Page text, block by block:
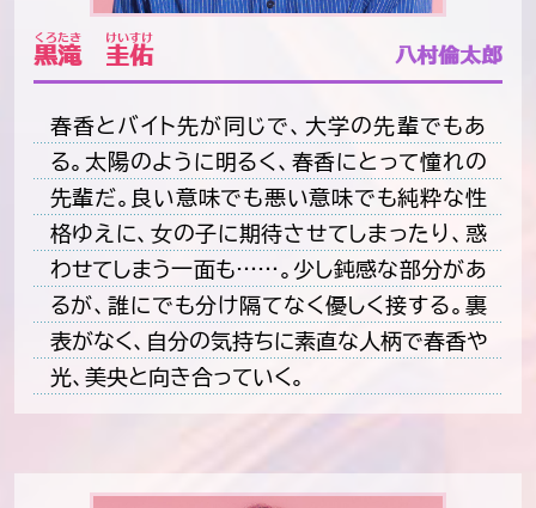
黒滝
くろたき
圭佑
けいすけ
八村倫太郎
春香とバイト先が同じで、大学の先輩でもあ
る。太陽のように明るく、春香にとって憧れの
先輩だ。良い意味でも悪い意味でも純粋な性
格ゆえに、女の子に期待させてしまったり、惑
わせてしまう一面も……。少し鈍感な部分があ
るが、誰にでも分け隔てなく優しく接する。裏
表がなく、自分の気持ちに素直な人柄で春香や
光、美央と向き合っていく。